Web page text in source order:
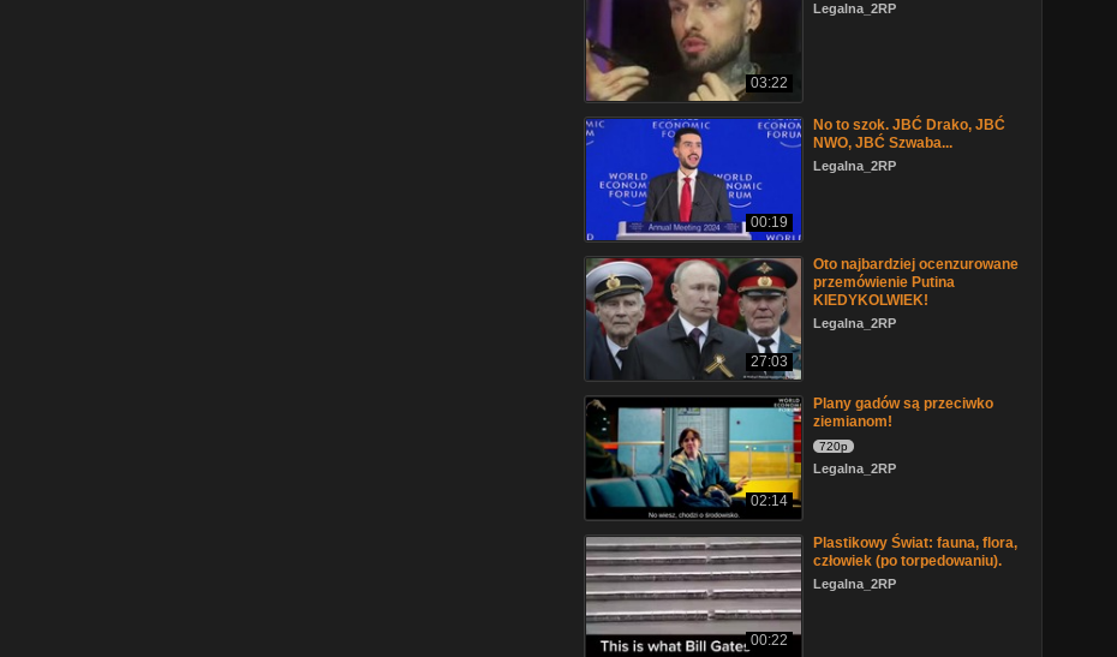
03:22
Legalna_2RP
00:19
No to szok. JBĆ Drako, JBĆ
NWO, JBĆ Szwaba...
Legalna_2RP
27:03
Oto najbardziej ocenzurowane
przemówienie Putina
KIEDYKOLWIEK!
Legalna_2RP
02:14
Plany gadów są przeciwko
ziemianom!
720p
Legalna_2RP
00:22
Plastikowy Świat: fauna, flora,
człowiek (po torpedowaniu).
Legalna_2RP